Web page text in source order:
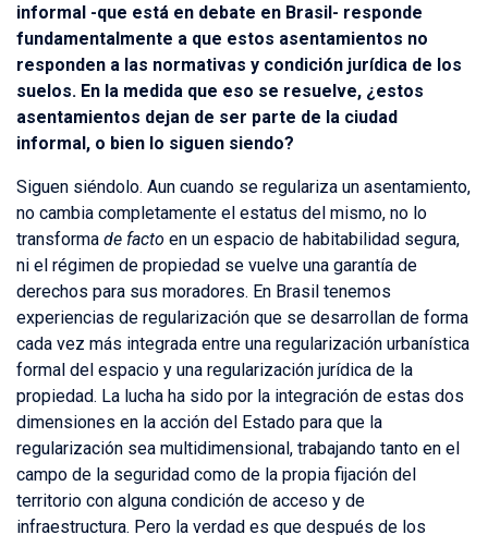
informal -que está en debate en Brasil- responde
fundamentalmente a que estos asentamientos no
responden a las normativas y condición jurídica de los
suelos. En la medida que eso se resuelve, ¿estos
asentamientos dejan de ser parte de la ciudad
informal, o bien lo siguen siendo?
Siguen siéndolo. Aun cuando se regulariza un asentamiento,
no cambia completamente el estatus del mismo, no lo
transforma de facto en un espacio de habitabilidad segura,
ni el régimen de propiedad se vuelve una garantía de
derechos para sus moradores. En Brasil tenemos
experiencias de regularización que se desarrollan de forma
cada vez más integrada entre una regularización urbanística
formal del espacio y una regularización jurídica de la
propiedad. La lucha ha sido por la integración de estas dos
dimensiones en la acción del Estado para que la
regularización sea multidimensional, trabajando tanto en el
campo de la seguridad como de la propia fijación del
territorio con alguna condición de acceso y de
infraestructura. Pero la verdad es que después de los